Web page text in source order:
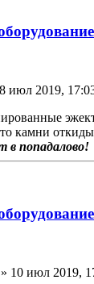
июл 2019,
камни
в попадалово!
» 10 июл 2019,